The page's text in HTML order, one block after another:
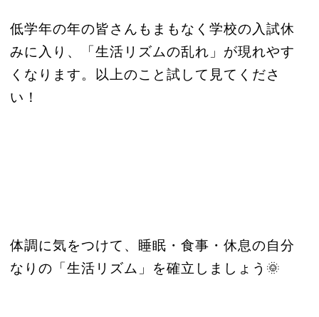
低学年の年の皆さんもまもなく学校の入試休
みに入り、「生活リズムの乱れ」が現れやす
くなります。以上のこと試して見てくださ
い！
体調に気をつけて、睡眠・食事・休息の自分
なりの「生活リズム」を確立しましょう🌞